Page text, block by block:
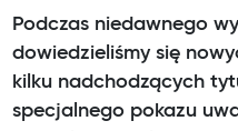
Podczas niedawnego
dowiedzieliśmy się
kilku nadchodzących
specjalnego pokazu